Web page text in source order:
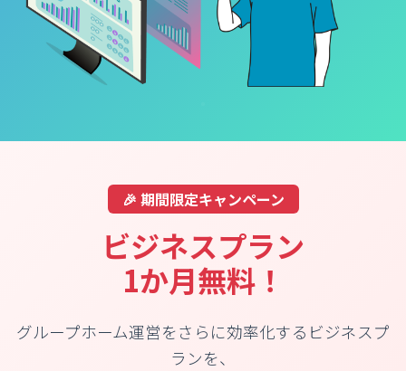
🎉 期間限定キャンペーン
ビジネスプラン
1か月無料！
グループホーム運営をさらに効率化するビジネスプ
ランを、